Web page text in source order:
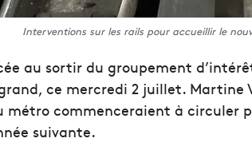
Interventions sur les rails pour accueillir le
au sortir du groupement
ce mercredi 2 juillet. Martine
métro commenceraient à circuler
suivante.